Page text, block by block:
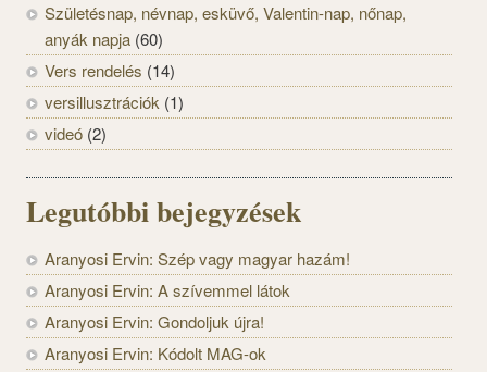
Születésnap, névnap, esküvő, Valentin-nap, nőnap,
anyák napja (60)
Vers rendelés (14)
versillusztrációk (1)
videó (2)
Legutóbbi bejegyzések
Aranyosi Ervin: Szép vagy magyar hazám!
Aranyosi Ervin: A szívemmel látok
Aranyosi Ervin: Gondoljuk újra!
Aranyosi Ervin: Kódolt MAG-ok